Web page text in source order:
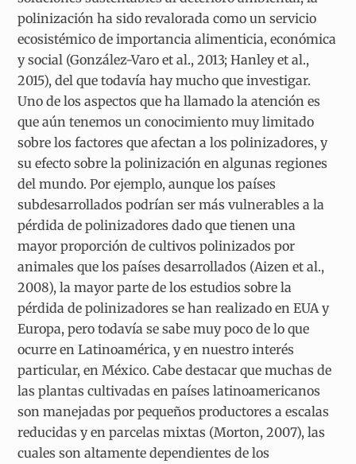
polinización ha sido revalorada como un servicio
ecosistémico de importancia alimenticia, económica
y social (González-Varo et al., 2013; Hanley et al.,
2015), del que todavía hay mucho que investigar.
Uno de los aspectos que ha llamado la atención es
que aún tenemos un conocimiento muy limitado
sobre los factores que afectan a los polinizadores, y
su efecto sobre la polinización en algunas regiones
del mundo. Por ejemplo, aunque los países
subdesarrollados podrían ser más vulnerables a la
pérdida de polinizadores dado que tienen una
mayor proporción de cultivos polinizados por
animales que los países desarrollados (Aizen et al.,
2008), la mayor parte de los estudios sobre la
pérdida de polinizadores se han realizado en EUA y
Europa, pero todavía se sabe muy poco de lo que
ocurre en Latinoamérica, y en nuestro interés
particular, en México. Cabe destacar que muchas de
las plantas cultivadas en países latinoamericanos
son manejadas por pequeños productores a escalas
reducidas y en parcelas mixtas (Morton, 2007), las
cuales son altamente dependientes de los